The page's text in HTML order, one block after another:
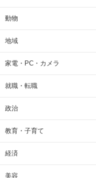
動物
地域
家電・PC・カメラ
就職・転職
政治
教育・子育て
経済
美容